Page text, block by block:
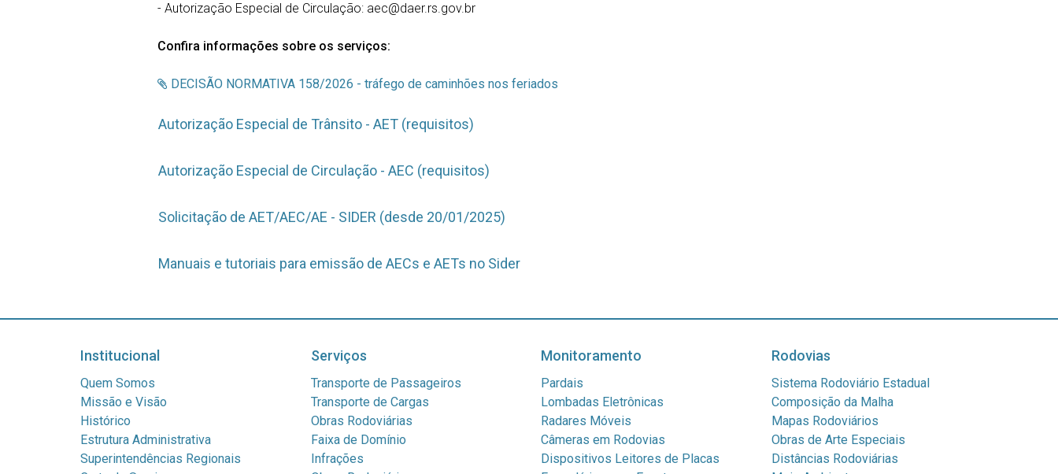
- Autorização Especial de Circulação: aec@daer.rs.gov.br
Confira informações sobre os serviços:
DECISÃO NORMATIVA 158/2026 - tráfego de caminhões nos feriados
Autorização Especial de Trânsito - AET (requisitos)
Autorização Especial de Circulação - AEC (requisitos)
Solicitação de AET/AEC/AE - SIDER (desde 20/01/2025)
Manuais e tutoriais para emissão de AECs e AETs no Sider
Institucional
Quem Somos
Missão e Visão
Histórico
Estrutura Administrativa
Superintendências Regionais
Serviços
Transporte de Passageiros
Transporte de Cargas
Obras Rodoviárias
Faixa de Domínio
Infrações
Monitoramento
Pardais
Lombadas Eletrônicas
Radares Móveis
Câmeras em Rodovias
Dispositivos Leitores de Placas
Rodovias
Sistema Rodoviário Estadual
Composição da Malha
Mapas Rodoviários
Obras de Arte Especiais
Distâncias Rodoviárias